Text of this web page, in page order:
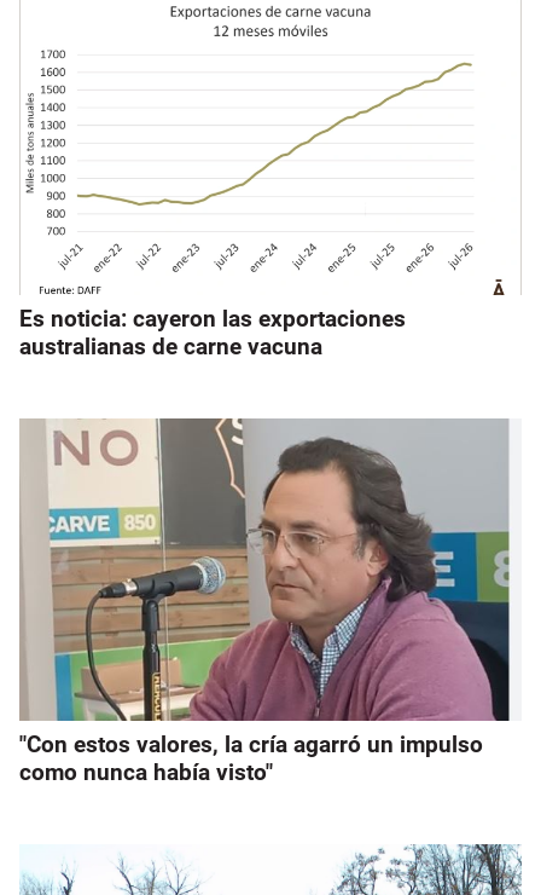
Es noticia: cayeron las exportaciones
australianas de carne vacuna
"Con estos valores, la cría agarró un impulso
como nunca había visto"